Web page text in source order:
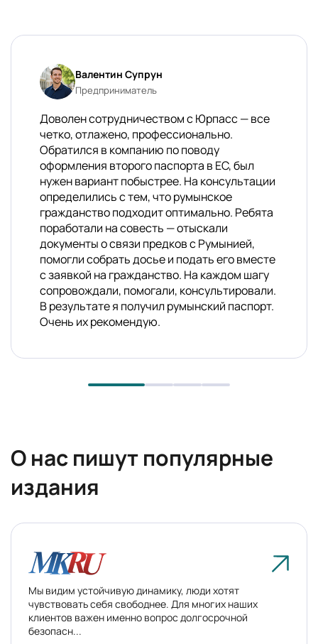
Валентин Супрун
Предприниматель
Доволен сотрудничеством с Юрпасс — все
четко, отлажено, профессионально.
Обратился в компанию по поводу
оформления второго паспорта в ЕС, был
нужен вариант побыстрее. На консультации
определились с тем, что румынское
гражданство подходит оптимально. Ребята
поработали на совесть — отыскали
документы о связи предков с Румынией,
помогли собрать досье и подать его вместе
с заявкой на гражданство. На каждом шагу
сопровождали, помогали, консультировали.
В результате я получил румынский паспорт.
Очень их рекомендую.
О нас пишутпопулярные
издания
Мы видим устойчивую динамику, люди хотят
чувствовать себя свободнее. Для многих наших
клиентов важен именно вопрос долгосрочной
безопасн...